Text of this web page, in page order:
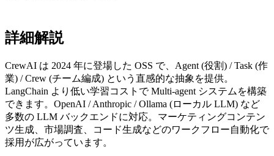
詳細解説
CrewAI は 2024 年に登場した OSS で、Agent (役割) / Task (作
業) / Crew (チーム編成) という直感的な抽象を提供。
LangChain より低い学習コストで Multi-agent システムを構築
できます。OpenAI / Anthropic / Ollama (ローカル LLM) など
多数の LLM バックエンドに対応。マーケティングコンテン
ツ生成、市場調査、コード生成などのワークフロー自動化で
採用が広がっています。